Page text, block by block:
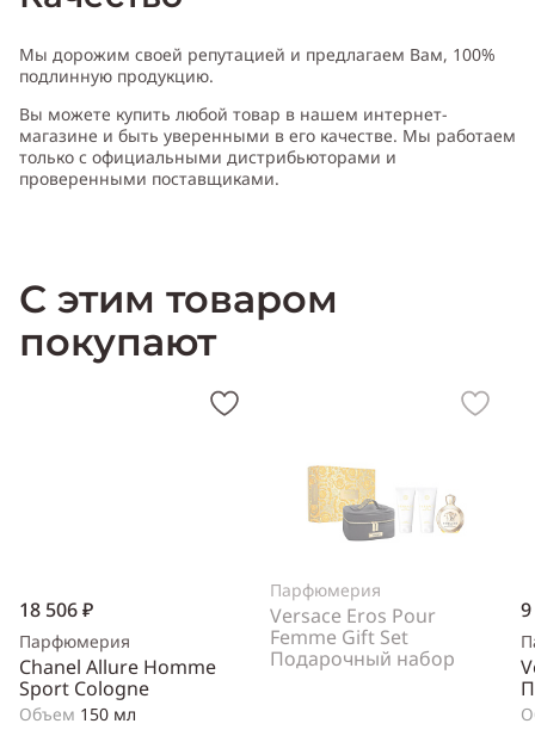
Мы дорожим своей репутацией и предлагаем Вам, 100%
подлинную продукцию.
Вы можете купить любой товар в нашем интернет-
магазине и быть уверенными в его качестве. Мы работаем
только с официальными дистрибьюторами и
проверенными поставщиками.
С этим товаром
покупают
18 506 ₽
Парфюмерия
Chanel Allure Homme
Sport Cologne
Объем 150 мл
Парфюмерия
Versace Eros Pour
Femme Gift Set
Подарочный набор